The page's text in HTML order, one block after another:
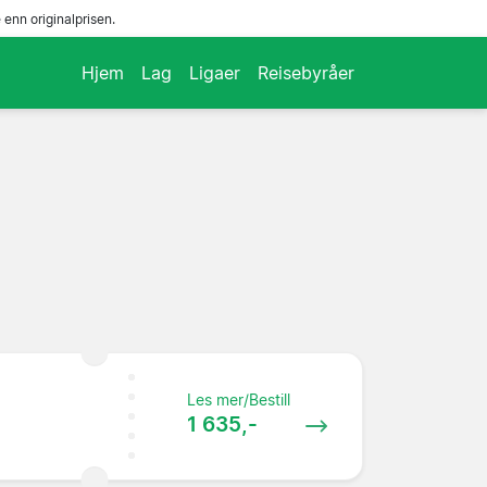
originalprisen.
Hjem Lag Ligaer Reisebyråer
Les mer/Bestill
1 635,-